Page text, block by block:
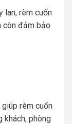
lan, rèm cuốn
còn đảm bảo
rèm cuốn
khách, phòng